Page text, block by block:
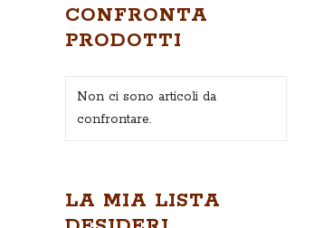
CONFRONTA
PRODOTTI
Non ci sono articoli da
confrontare.
LA MIA LISTA